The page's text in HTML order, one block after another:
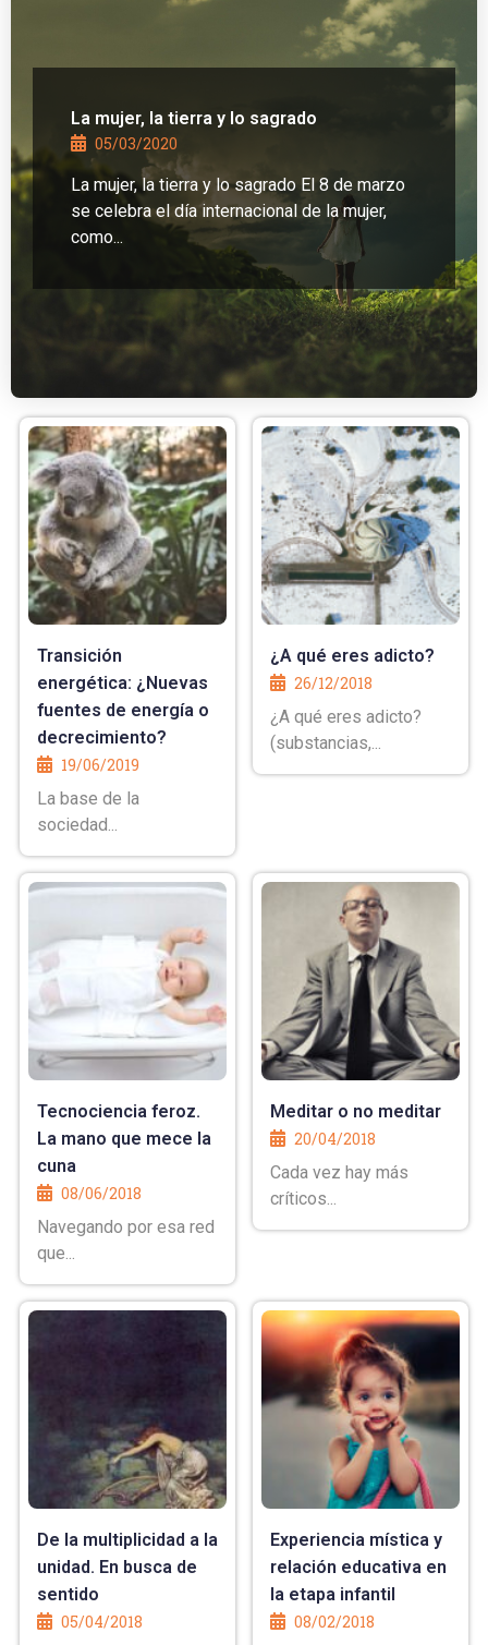
La mujer, la tierra y lo sagrado
05/03/2020
La mujer, la tierra y lo sagrado El 8 de marzo
se celebra el día internacional de la mujer,
como...
Transición
energética: ¿Nuevas
fuentes de energía o
decrecimiento?
19/06/2019
La base de la
sociedad...
¿A qué eres adicto?
26/12/2018
¿A qué eres adicto?
(substancias,...
Tecnociencia feroz.
La mano que mece la
cuna
08/06/2018
Navegando por esa red
que...
Meditar o no meditar
20/04/2018
Cada vez hay más
críticos...
De la multiplicidad a la
unidad. En busca de
sentido
05/04/2018
Experiencia mística y
relación educativa en
la etapa infantil
08/02/2018